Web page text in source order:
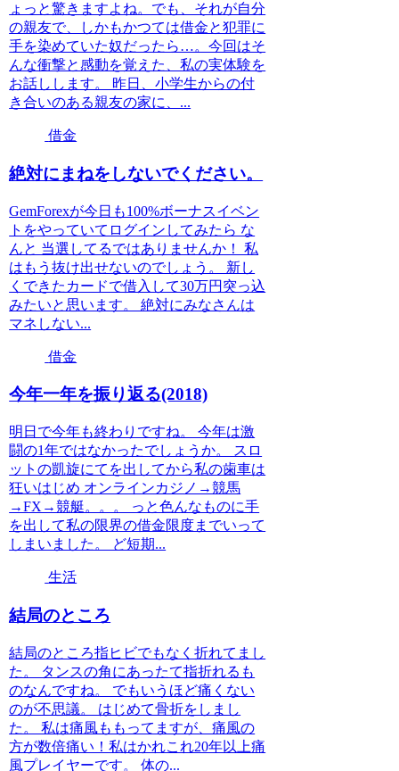
ょっと驚きますよね。でも、それが自分
の親友で、しかもかつては借金と犯罪に
手を染めていた奴だったら…。今回はそ
んな衝撃と感動を覚えた、私の実体験を
お話しします。 昨日、小学生からの付
き合いのある親友の家に、...
借金
絶対にまねをしないでください。
GemForexが今日も100%ボーナスイベン
トをやっていてログインしてみたら な
んと 当選してるではありませんか！ 私
はもう抜け出せないのでしょう。 新し
くできたカードで借入して30万円突っ込
みたいと思います。 絶対にみなさんは
マネしない...
借金
今年一年を振り返る(2018)
明日で今年も終わりですね。 今年は激
闘の1年ではなかったでしょうか。 スロ
ットの凱旋にてを出してから私の歯車は
狂いはじめ オンラインカジノ→競馬
→FX→競艇。。。 っと色んなものに手
を出して私の限界の借金限度までいって
しまいました。 ど短期...
生活
結局のところ
結局のところ指ヒビでもなく折れてまし
た。 タンスの角にあったて指折れるも
のなんですね。 でもいうほど痛くない
のが不思議。 はじめて骨折をしまし
た。 私は痛風ももってますが、痛風の
方が数倍痛い！私はかれこれ20年以上痛
風プレイヤーです。 体の...